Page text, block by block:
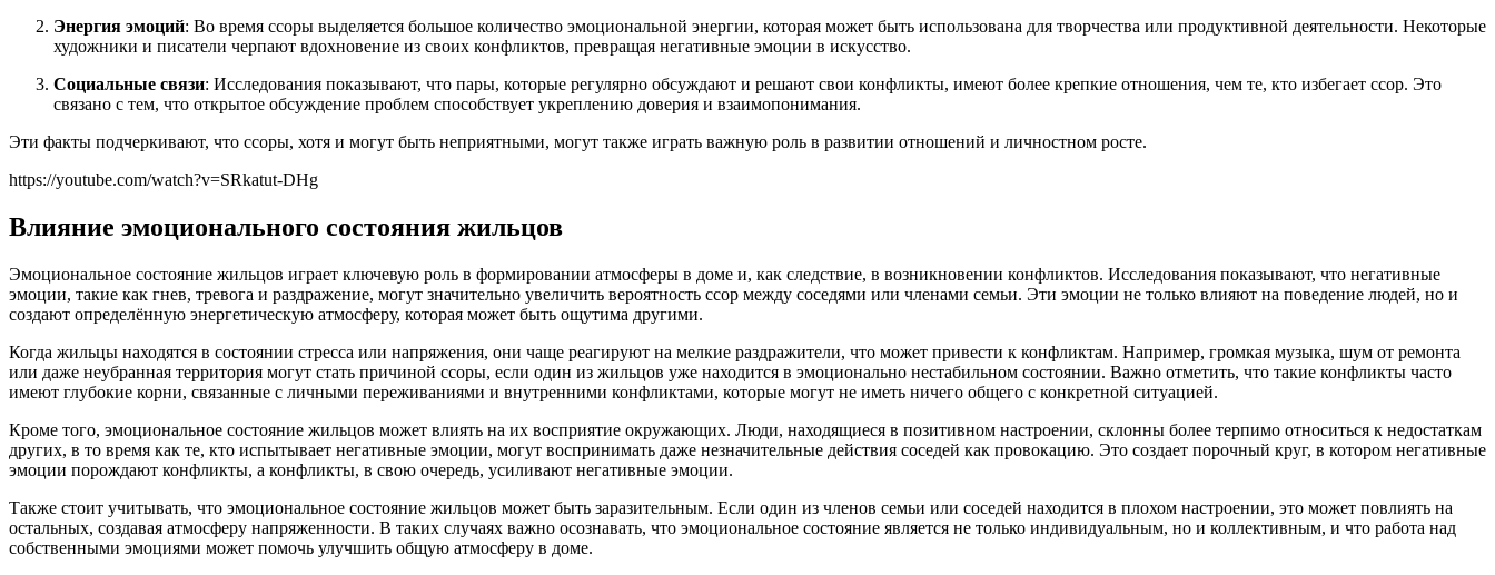
Энергия эмоций: Во время ссоры выделяется большое количество эмоциональной энергии, которая может быть использована для творчества или продуктивной деятельности. Некоторые
художники и писатели черпают вдохновение из своих конфликтов, превращая негативные эмоции в искусство.
Социальные связи: Исследования показывают, что пары, которые регулярно обсуждают и решают свои конфликты, имеют более крепкие отношения, чем те, кто избегает ссор. Это
связано с тем, что открытое обсуждение проблем способствует укреплению доверия и взаимопонимания.
Эти факты подчеркивают, что ссоры, хотя и могут быть неприятными, могут также играть важную роль в развитии отношений и личностном росте.
https://youtube.com/watch?v=SRkatut-DHg
Влияние эмоционального состояния жильцов
Эмоциональное состояние жильцов играет ключевую роль в формировании атмосферы в доме и, как следствие, в возникновении конфликтов. Исследования показывают, что негативные
эмоции, такие как гнев, тревога и раздражение, могут значительно увеличить вероятность ссор между соседями или членами семьи. Эти эмоции не только влияют на поведение людей, но и
создают определённую энергетическую атмосферу, которая может быть ощутима другими.
Когда жильцы находятся в состоянии стресса или напряжения, они чаще реагируют на мелкие раздражители, что может привести к конфликтам. Например, громкая музыка, шум от ремонта
или даже неубранная территория могут стать причиной ссоры, если один из жильцов уже находится в эмоционально нестабильном состоянии. Важно отметить, что такие конфликты часто
имеют глубокие корни, связанные с личными переживаниями и внутренними конфликтами, которые могут не иметь ничего общего с конкретной ситуацией.
Кроме того, эмоциональное состояние жильцов может влиять на их восприятие окружающих. Люди, находящиеся в позитивном настроении, склонны более терпимо относиться к недостаткам
других, в то время как те, кто испытывает негативные эмоции, могут воспринимать даже незначительные действия соседей как провокацию. Это создает порочный круг, в котором негативные
эмоции порождают конфликты, а конфликты, в свою очередь, усиливают негативные эмоции.
Также стоит учитывать, что эмоциональное состояние жильцов может быть заразительным. Если один из членов семьи или соседей находится в плохом настроении, это может повлиять на
остальных, создавая атмосферу напряженности. В таких случаях важно осознавать, что эмоциональное состояние является не только индивидуальным, но и коллективным, и что работа над
собственными эмоциями может помочь улучшить общую атмосферу в доме.